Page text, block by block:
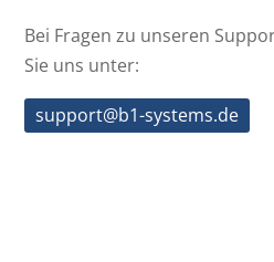
Bei Fragen zu unseren
Sie uns unter:
support@b1-systems.de